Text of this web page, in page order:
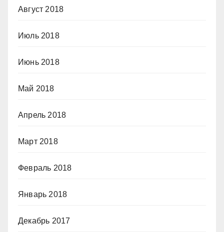
Август 2018
Июль 2018
Июнь 2018
Май 2018
Апрель 2018
Март 2018
Февраль 2018
Январь 2018
Декабрь 2017